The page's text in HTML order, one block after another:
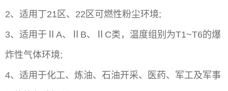
2、适用丁21区、22区可燃性粉尘环境;
3、适用于ⅡA、ⅡB、ⅡC类，温度组别为T1~T6的爆
炸性气体环境;
4、适用于化工、炼油、石油开采、医药、军工及军事